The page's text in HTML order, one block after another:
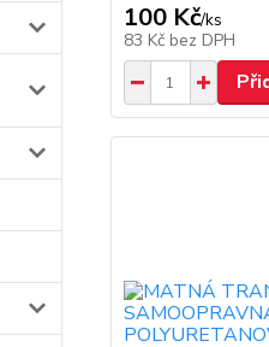
100 Kč/ks
83 Kč bez DPH